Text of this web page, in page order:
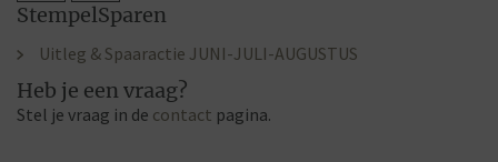
StempelSparen
Uitleg & Spaaractie JUNI-JULI-AUGUSTUS
Heb je een vraag?
Stel je vraag in de contact pagina.